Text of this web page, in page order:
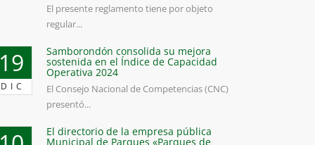
El presente reglamento tiene por objeto
regular...
DIC
Samborondón consolida su mejora
sostenida en el Índice de Capacidad
Operativa 2024
El Consejo Nacional de Competencias (CNC)
presentó...
El directorio de la empresa pública
Municipal de Parques «Parques de